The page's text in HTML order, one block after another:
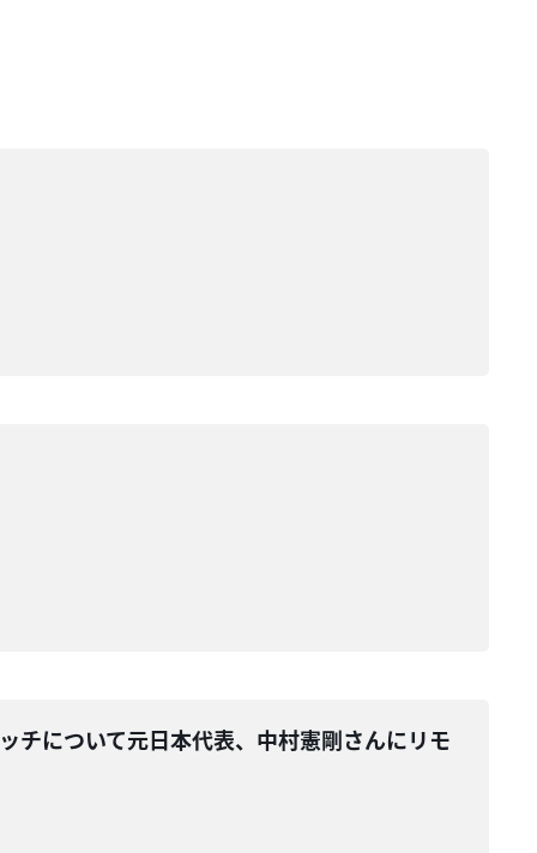
について元日本代表、中村憲剛さんにリモ